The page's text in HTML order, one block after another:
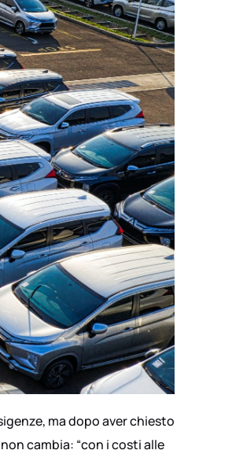
ma dopo aver chiesto
non cambia: “con i costi alle